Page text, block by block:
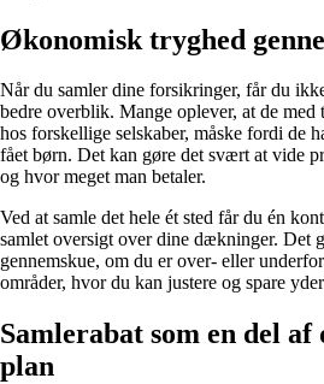
Økonomisk tryghed
Når du samler dine forsikringer, får du
bedre overblik. Mange oplever, at de
hos forskellige selskaber, måske fordi de
fået børn. Det kan gøre det svært at vide
og hvor meget man betaler.
Ved at samle det hele ét sted får du én
samlet oversigt over dine dækninger. Det
gennemskue, om du er over- eller
områder, hvor du kan justere og spare
Samlerabat som en del af
plan